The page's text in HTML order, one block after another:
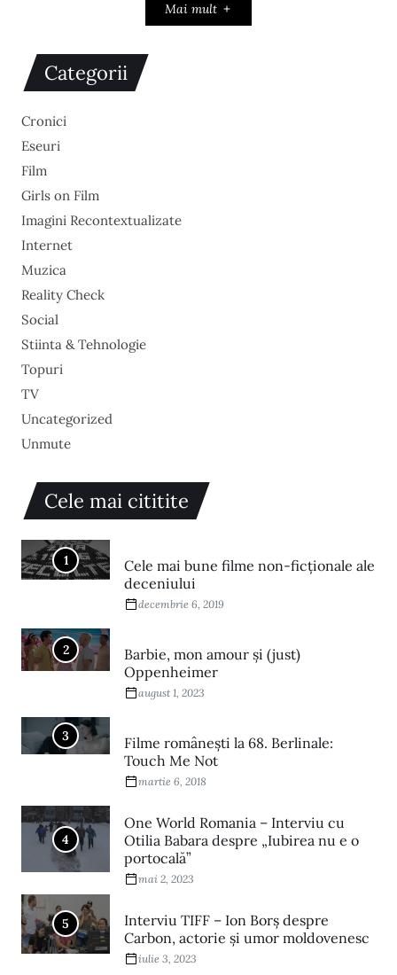
Mai mult
Categorii
Cronici
Eseuri
Film
Girls on Film
Imagini Recontextualizate
Internet
Muzica
Reality Check
Social
Stiinta & Tehnologie
Topuri
TV
Uncategorized
Unmute
Cele mai cititite
1
Cele mai bune filme non-ficționale ale
deceniului
decembrie 6, 2019
2
Barbie, mon amour și (just)
Oppenheimer
august 1, 2023
3
Filme româneşti la 68. Berlinale:
Touch Me Not
martie 6, 2018
4
One World Romania – Interviu cu
Otilia Babara despre „Iubirea nu e o
portocală”
mai 2, 2023
5
Interviu TIFF – Ion Borș despre
Carbon, actorie și umor moldovenesc
iulie 3, 2023